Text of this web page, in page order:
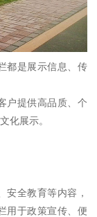
都是展示信息、传
户提供高品质、个
化展示。
安全教育等内容，
用于政策宣传、便